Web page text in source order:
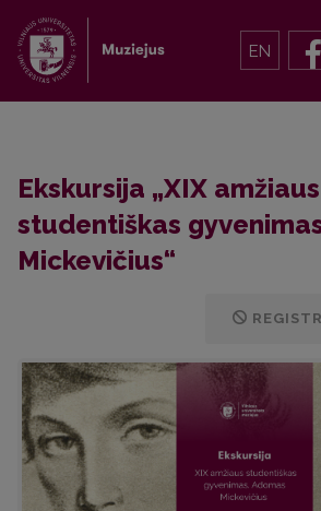
EN
Ekskursija „XIX amžiaus
studentiškas
Mickevičius“